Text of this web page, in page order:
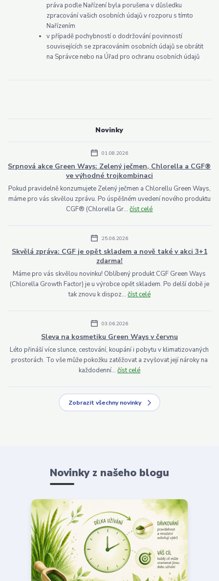
Novinky
01.08.2026
Srpnová akce Green Ways: Zelený ječmen, Chlorella a CGF®
ve výhodné trojkombinaci
Pokud pravidelně konzumujete Zelený ječmen a Chlorellu Green Ways,
máme pro vás skvělou zprávu. Po úspěšném uvedení nového produktu
CGF® (Chlorella Gr...číst celé
25.06.2026
Skvělá zpráva: CGF je opět skladem a nově také v akci 3+1
zdarma!
Máme pro vás skvělou novinku! Oblíbený produkt CGF Green Ways
(Chlorella Growth Factor) je u výrobce opět skladem. Po delší době je
tak znovu k dispoz... číst celé
03.06.2026
Sleva na kosmetiku Green Ways v červnu
Léto přináší více slunce, cestování, koupání i pobytu v klimatizovaných
prostorách. To vše může pokožku zatěžovat a zvyšovat její nároky na
každodenní... číst celé
Zobrazit všechny novinky
práva podle Nařízení byla porušena v důsledku
zpracování vašich osobních údajů v rozporu s tímto
Nařízením
v případě pochybností o dodržování povinností
souvisejících se zpracováním osobních údajů se obrátit
na Správce nebo na Úřad pro ochranu osobních údajů
Novinky z našeho blogu